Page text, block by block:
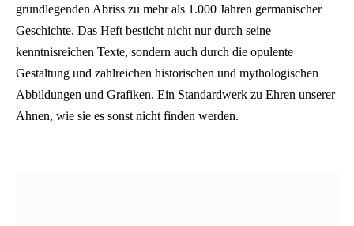
grundlegenden Abriss zu mehr als 1.000 Jahren germanischer
Geschichte. Das Heft besticht nicht nur durch seine
kenntnisreichen Texte, sondern auch durch die opulente
Gestaltung und zahlreichen historischen und mythologischen
Abbildungen und Grafiken. Ein Standardwerk zu Ehren unserer
Ahnen, wie sie es sonst nicht finden werden.